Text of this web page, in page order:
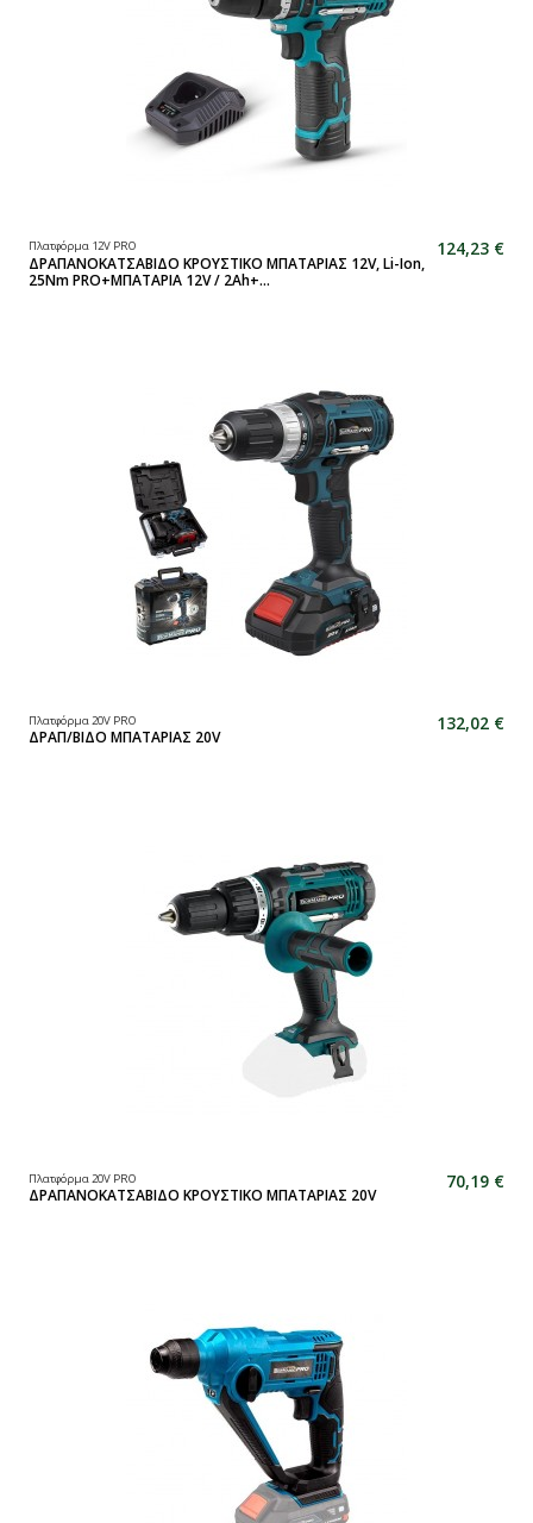
Πλατφόρμα 12V PRO
ΔΡΑΠΑΝΟΚΑΤΣΑΒΙΔΟ ΚΡΟΥΣΤΙΚΟ ΜΠΑΤΑΡΙΑΣ 12V, Li-Ion,
25Nm PRO+ΜΠΑΤΑΡΙΑ 12V / 2Ah+...
124,23 €
Πλατφόρμα 20V PRO
ΔΡΑΠ/ΒΙΔΟ ΜΠΑΤΑΡΙΑΣ 20V
132,02 €
Πλατφόρμα 20V PRO
ΔΡΑΠΑΝΟΚΑΤΣΑΒΙΔΟ ΚΡΟΥΣΤΙΚΟ ΜΠΑΤΑΡΙΑΣ 20V
70,19 €